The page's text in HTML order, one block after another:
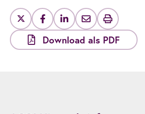
Download als PDF